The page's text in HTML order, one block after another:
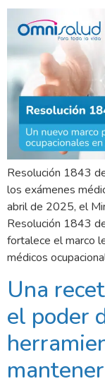
Resolución 1843
los exámenes
abril de 2025, el
Resolución 1843
fortalece el marco
médicos
Una
el poder